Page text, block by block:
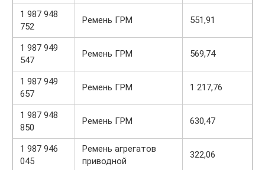
1 987 948
752
Ремень ГРМ 551,91
1 987 949
547
Ремень ГРМ 569,74
1 987 949
657
Ремень ГРМ 1 217,76
1 987 948
850
Ремень ГРМ 630,47
1 987 946
045
Ремень агрегатов
приводной
322,06